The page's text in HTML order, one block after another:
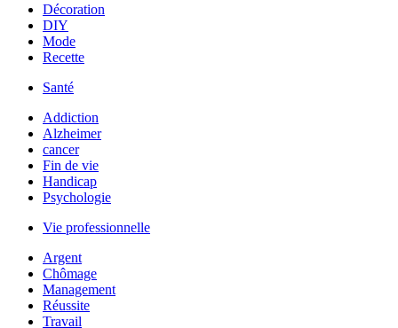
Décoration
DIY
Mode
Recette
Santé
Addiction
Alzheimer
cancer
Fin de vie
Handicap
Psychologie
Vie professionnelle
Argent
Chômage
Management
Réussite
Travail